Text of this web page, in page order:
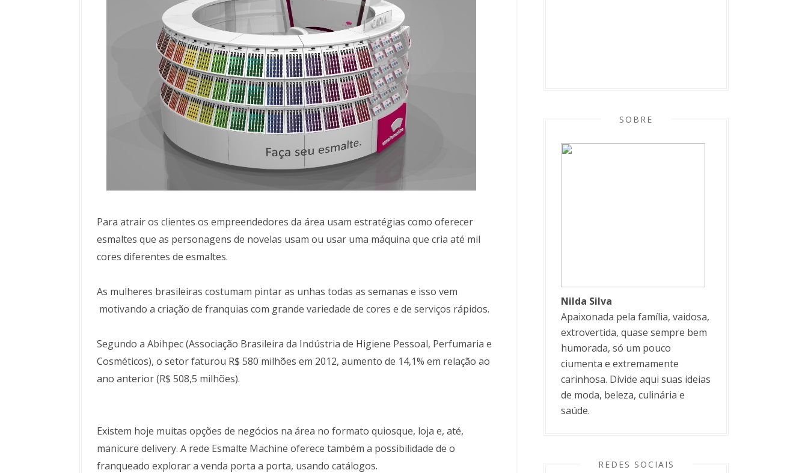
Para atrair os clientes os empreendedores da área usam estratégias como oferecer
esmaltes que as personagens de novelas usam ou usar uma máquina que cria até mil
cores diferentes de esmaltes.
As mulheres brasileiras costumam pintar as unhas todas as semanas e isso vem
motivando a criação de franquias com grande variedade de cores e de serviços rápidos.
Segundo a Abihpec (Associação Brasileira da Indústria de Higiene Pessoal, Perfumaria e
Cosméticos), o setor faturou R$ 580 milhões em 2012, aumento de 14,1% em relação ao
ano anterior (R$ 508,5 milhões).
Existem hoje muitas opções de negócios na área no formato quiosque, loja e, até,
manicure delivery. A rede Esmalte Machine oferece também a possibilidade de o
franqueado explorar a venda porta a porta, usando catálogos.
SOBRE
Nilda Silva
Apaixonada pela família, vaidosa,
extrovertida, quase sempre bem
humorada, só um pouco
ciumenta e extremamente
carinhosa. Divide aqui suas ideias
de moda, beleza, culinária e
saúde.
REDES SOCIAIS